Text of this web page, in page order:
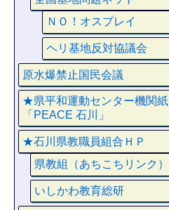
ＮＯ！オスプレイ
ヘリ基地反対協議会
原水爆禁止国民会議
★県平和運動センター機関紙
「PEACE 石川」
★石川県教職員組合ＨＰ
県教組（あちこちリンク）
いしかわ教育総研